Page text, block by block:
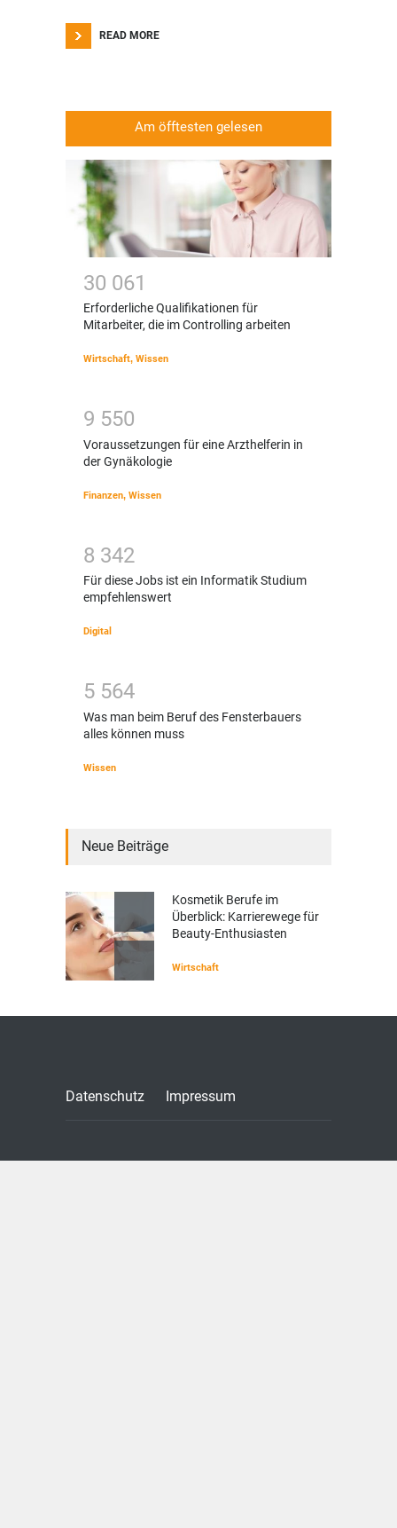
READ MORE
Am öfftesten gelesen
30 061
Erforderliche Qualifikationen für
Mitarbeiter, die im Controlling arbeiten
Wirtschaft, Wissen
9 550
Voraussetzungen für eine Arzthelferin in
der Gynäkologie
Finanzen, Wissen
8 342
Für diese Jobs ist ein Informatik Studium
empfehlenswert
Digital
5 564
Was man beim Beruf des Fensterbauers
alles können muss
Wissen
Neue Beiträge
Kosmetik Berufe im
Überblick: Karrierewege für
Beauty-Enthusiasten
Wirtschaft
Datenschutz Impressum